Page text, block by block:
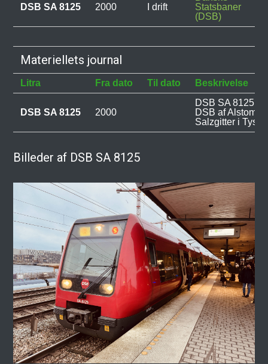
DSB SA 8125 2000 I drift
Statsbaner
(DSB)
Materiellets journal
Litra Fra dato Til dato Beskrivelse
DSB SA 8125 2000
DSB SA 8125
DSB af Alstom
Salzgitter i
Billeder af DSB SA 8125